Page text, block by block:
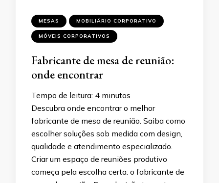
MESAS MOBILIÁRIO CORPORATIVO
MÓVEIS CORPORATIVOS
Fabricante de mesa de reunião:
onde encontrar
Tempo de leitura: 4 minutos
Descubra onde encontrar o melhor
fabricante de mesa de reunião. Saiba como
escolher soluções sob medida com design,
qualidade e atendimento especializado.
Criar um espaço de reuniões produtivo
começa pela escolha certa: o fabricante de